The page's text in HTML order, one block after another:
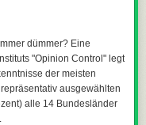
dümmer? Eine
"Opinion Control" legt
der meisten
ausgewählten
alle 14 Bundesländer